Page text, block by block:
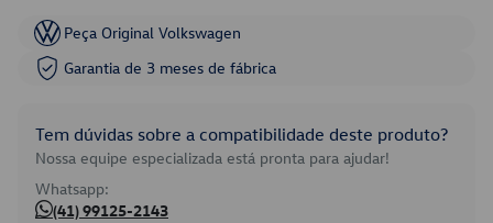
Peça Original Volkswagen
Garantia de 3 meses de fábrica
Tem dúvidas sobre a compatibilidade deste produto?
Nossa equipe especializada está pronta para ajudar!
Whatsapp:
(41) 99125-2143